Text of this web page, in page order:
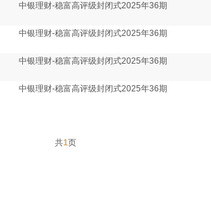
中银理财-稳富高评级封闭式2025年36期
中银理财-稳富高评级封闭式2025年36期
中银理财-稳富高评级封闭式2025年36期
中银理财-稳富高评级封闭式2025年36期
共1页